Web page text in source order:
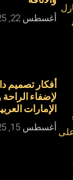
أغسطس 22, 2025
أفكار تصميم
لإضفاء
الإمارات
أغسطس 15, 2025